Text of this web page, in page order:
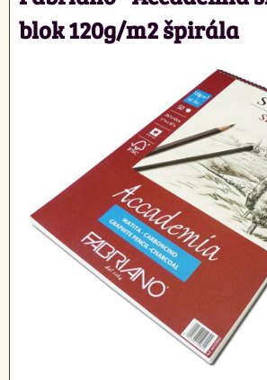
blok 120g/m2 špirála